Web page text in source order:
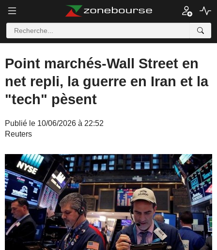
Point marchés-Wall Street en
net repli, la guerre en Iran et la
"tech" pèsent
Publié le 10/06/2026 à 22:52
Reuters